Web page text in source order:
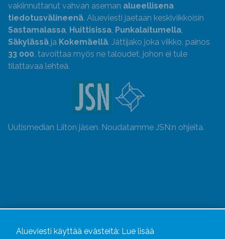
vakiinnuttanut vahvan aseman alueellisena
tiedotusvälineenä. Alueviesti jaetaan keskiviikkoisin
Sastamalassa, Huittisissa, Punkalaitumella,
Säkylässä ja Kokemäellä. Jättijako joka viikko, painos
33 000, tavoittaa myös ne taloudet, johon ei tule
tilattavaa lehteä.
Uutismedian Liiton jäsen. Noudatamme JSN:n ohjeita.
Alueviesti käyttää evästeitä: Lue lisää